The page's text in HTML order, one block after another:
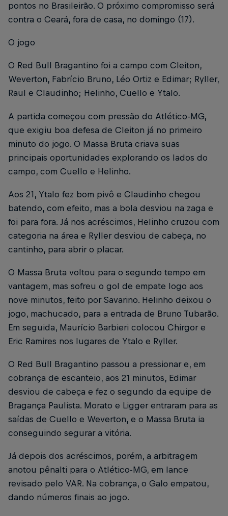
pontos no Brasileirão. O próximo compromisso será
contra o Ceará, fora de casa, no domingo (17).
O jogo
O Red Bull Bragantino foi a campo com Cleiton,
Weverton, Fabrício Bruno, Léo Ortiz e Edimar; Ryller,
Raul e Claudinho; Helinho, Cuello e Ytalo.
A partida começou com pressão do Atlético-MG,
que exigiu boa defesa de Cleiton já no primeiro
minuto do jogo. O Massa Bruta criava suas
principais oportunidades explorando os lados do
campo, com Cuello e Helinho.
Aos 21, Ytalo fez bom pivô e Claudinho chegou
batendo, com efeito, mas a bola desviou na zaga e
foi para fora. Já nos acréscimos, Helinho cruzou com
categoria na área e Ryller desviou de cabeça, no
cantinho, para abrir o placar.
O Massa Bruta voltou para o segundo tempo em
vantagem, mas sofreu o gol de empate logo aos
nove minutos, feito por Savarino. Helinho deixou o
jogo, machucado, para a entrada de Bruno Tubarão.
Em seguida, Maurício Barbieri colocou Chirgor e
Eric Ramires nos lugares de Ytalo e Ryller.
O Red Bull Bragantino passou a pressionar e, em
cobrança de escanteio, aos 21 minutos, Edimar
desviou de cabeça e fez o segundo da equipe de
Bragança Paulista. Morato e Ligger entraram para as
saídas de Cuello e Weverton, e o Massa Bruta ia
conseguindo segurar a vitória.
Já depois dos acréscimos, porém, a arbitragem
anotou pênalti para o Atlético-MG, em lance
revisado pelo VAR. Na cobrança, o Galo empatou,
dando números finais ao jogo.